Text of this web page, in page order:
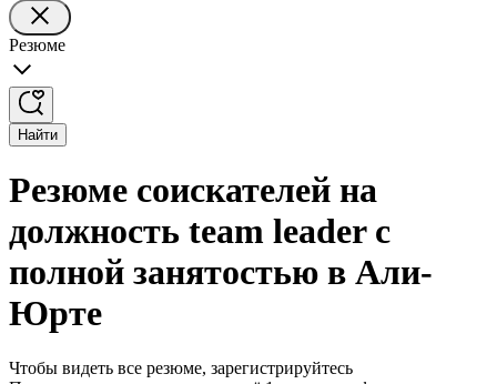
Резюме
Найти
Резюме соискателей на
должность team leader с
полной занятостью в Али-
Юрте
Чтобы видеть все резюме, зарегистрируйтесь